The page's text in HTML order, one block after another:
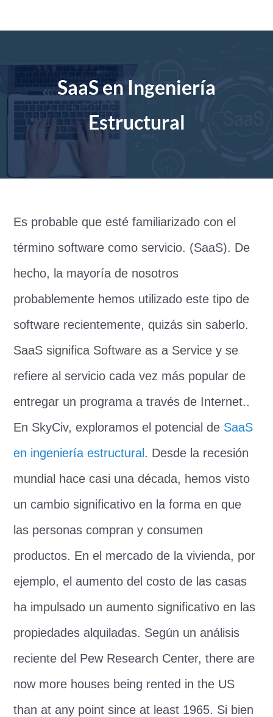
SaaS en Ingeniería
Estructural
Es probable que esté familiarizado con el
término software como servicio. (SaaS). De
hecho, la mayoría de nosotros
probablemente hemos utilizado este tipo de
software recientemente, quizás sin saberlo.
SaaS significa Software as a Service y se
refiere al servicio cada vez más popular de
entregar un programa a través de Internet..
En SkyCiv, exploramos el potencial de SaaS
en ingeniería estructural . Desde la recesión
mundial hace casi una década, hemos visto
un cambio significativo en la forma en que
las personas compran y consumen
productos. En el mercado de la vivienda, por
ejemplo, el aumento del costo de las casas
ha impulsado un aumento significativo en las
propiedades alquiladas. Según un análisis
reciente del Pew Research Center,there are
now more houses being rented in the US
than at any point since at least 1965. Si bien